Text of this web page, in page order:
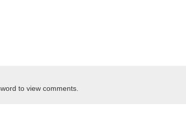
to view comments.